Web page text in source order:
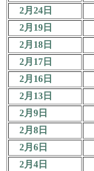
2月24日
2月19日
2月18日
2月17日
2月16日
2月13日
2月9日
2月8日
2月6日
2月4日